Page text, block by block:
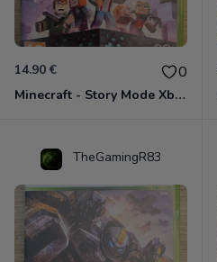
14.90 € 0
Minecraft - Story Mode Xbox 360
TheGamingR83